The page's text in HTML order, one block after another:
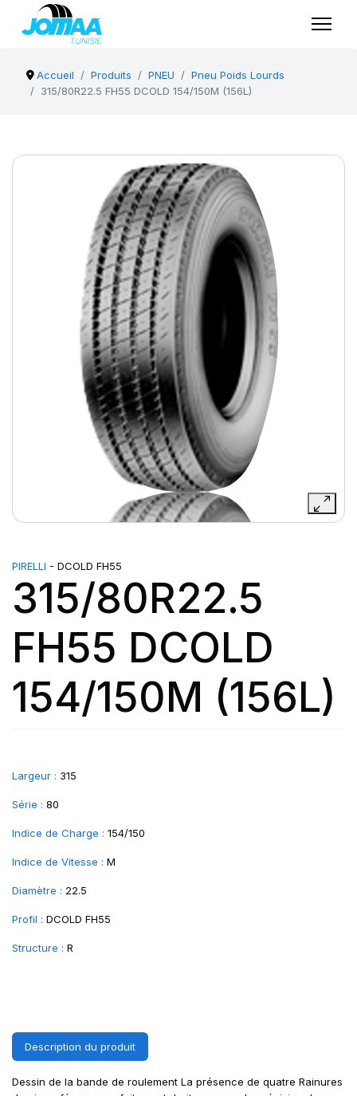
Accueil Produits PNEU
Pneu Poids Lourds
315/80R22.5 FH55 DCOLD 154/150M (156L)
PIRELLI - DCOLD FH55
315/80R22.5
FH55 DCOLD
154/150M (156L)
Largeur : 315
Série : 80
Indice de Charge : 154/150
Indice de Vitesse : M
Diamètre : 22.5
Profil : DCOLD FH55
Structure : R
Description du produit
Dessin de la bande de roulement La présence de quatre Rainures